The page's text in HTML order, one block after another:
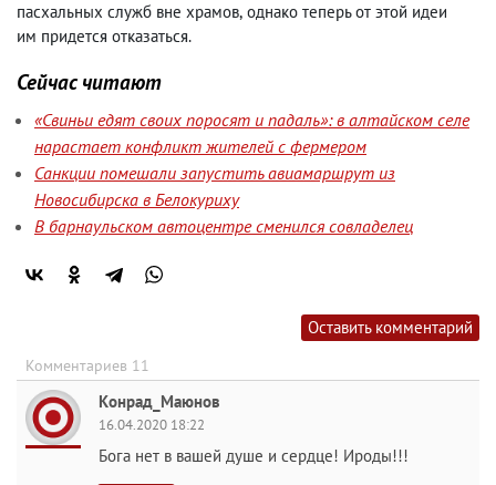
пасхальных служб вне храмов, однако теперь от этой идеи
им придется отказаться.
Сейчас читают
«Свиньи едят своих поросят и падаль»: в алтайском селе
нарастает конфликт жителей с фермером
Санкции помешали запустить авиамаршрут из
Новосибирска в Белокуриху
В барнаульском автоцентре сменился совладелец
Оставить комментарий
Комментариев 11
Kонрад_Маюнов
16.04.2020 18:22
Бога нет в вашей душе и сердце! Ироды!!!